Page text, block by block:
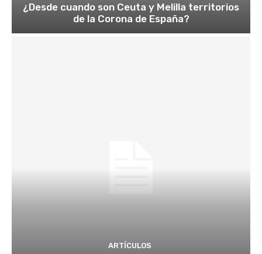
¿Desde cuando son Ceuta y Melilla territorios
de la Corona de España?
ARTÍCULOS